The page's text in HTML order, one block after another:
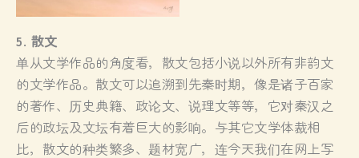
5. 散文
单从文学作品的角度看，散文包括小说以外所有非韵文
的文学作品。散文可以追溯到先秦时期，像是诸子百家
的著作、历史典籍、政论文、说理文等等，它对秦汉之
后的政坛及文坛有着巨大的影响。与其它文学体裁相
比，散文的种类繁多、题材宽广，连今天我们在网上写